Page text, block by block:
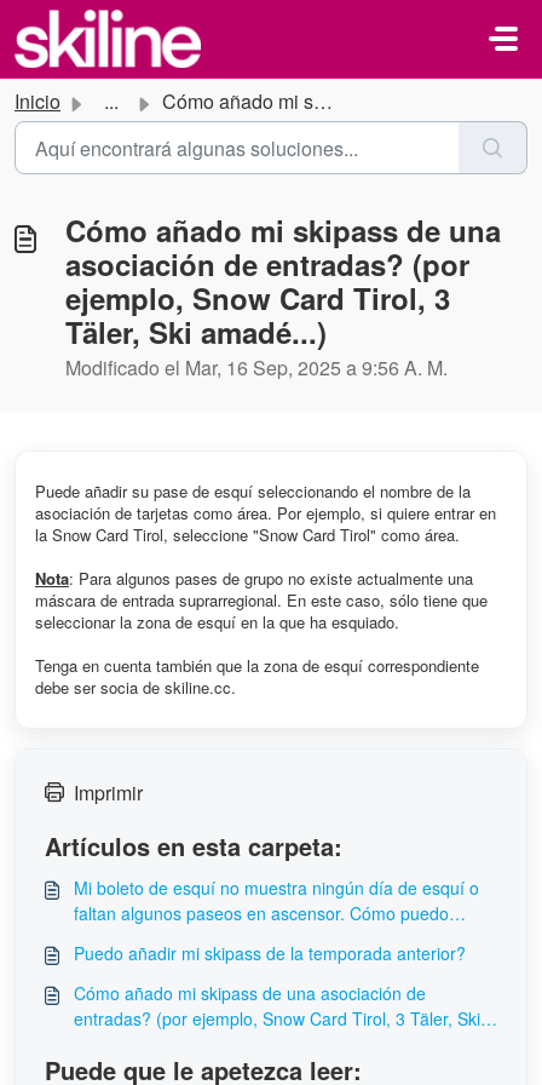
Saltar al contenido principal
Inicio ... Cómo añado mi skipass de una asociación de entradas? (por...
Cómo añado mi skipass de una
asociación de entradas? (por
ejemplo, Snow Card Tirol, 3
Täler, Ski amadé...)
Modificado el Mar, 16 Sep, 2025 a 9:56 A. M.
Puede añadir su pase de esquí seleccionando el nombre de la
asociación de tarjetas como área. Por ejemplo, si quiere entrar en
la Snow Card Tirol, seleccione "Snow Card Tirol" como área.
Nota: Para algunos pases de grupo no existe actualmente una
máscara de entrada suprarregional. En este caso, sólo tiene que
seleccionar la zona de esquí en la que ha esquiado.
Tenga en cuenta también que la zona de esquí correspondiente
debe ser socia de skiline.cc.
Imprimir
Artículos en esta carpeta:
Mi boleto de esquí no muestra ningún día de esquí o
faltan algunos paseos en ascensor. Cómo puedo
Puedo añadir mi skipass de la temporada anterior?
Cómo añado mi skipass de una asociación de
entradas? (por ejemplo, Snow Card Tirol, 3 Täler, Ski
Puede que le apetezca leer: